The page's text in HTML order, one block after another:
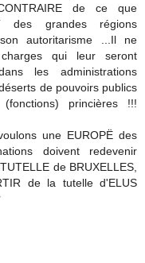
de ce que
des grandes régions
autoritarisme ...Il ne
qui leur seront
les administrations
de pouvoirs publics
princières !!!
une EUROPË des
doivent redevenir
de BRUXELLES,
de la tutelle d'ELUS